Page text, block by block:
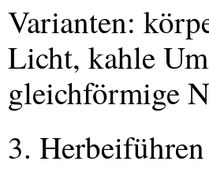
Varianten:
Licht, kahle
gleichförmige
3.